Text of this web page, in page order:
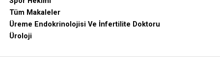
Tüm Makaleler
Üreme Endokrinolojisi Ve İnfertilite Doktoru
Üroloji